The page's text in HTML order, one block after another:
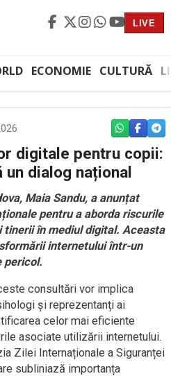
LIVE
ECONOMIE CULTURĂ
WHATSAPP
digitale pentru copii:
dialog național
Maia Sandu, a anunțat
pentru a aborda riscurile
tinerii în mediul digital. Aceasta
internetului într-un
pericol.
consultări vor implica
și reprezentanți ai
celor mai eficiente
asociate utilizării internetului.
Zilei Internaționale a Siguranței
subliniază importanța